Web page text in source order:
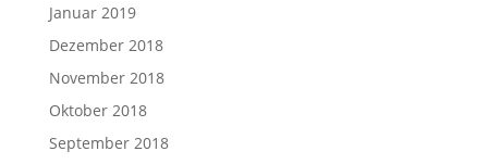
Januar 2019
Dezember 2018
November 2018
Oktober 2018
September 2018